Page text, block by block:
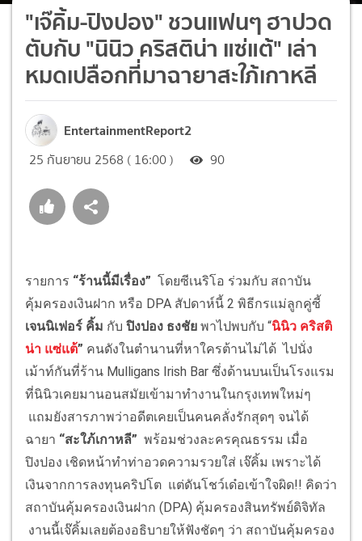
"เจ๊คิ้ม-ปิงปอง" ชวนแฟนๆ ฮาปวด
ตับกับ "นินิว คริสติน่า แซ่แต้" เล่า
หมดเปลือกที่มาฉายาสะใภ้เกาหลี
EntertainmentReport2
25 กันยายน 2568 ( 16:00 ) 90
รายการ “ร้านนี้มีเรื่อง” โดยซีเนริโอ ร่วมกับ สถาบัน
คุ้มครองเงินฝาก หรือ DPA สัปดาห์นี้ 2 พิธีกรแม่ลูกคู่ซี้
เจนนิเฟอร์ คิ้ม กับ ปิงปอง ธงชัย พาไปพบกับ “นินิว คริสติ
น่า แซ่แต้” คนดังในตำนานที่หาใครต้านไม่ได้ ไปนั่ง
เม้าท์กันที่ร้าน Mulligans Irish Bar ซึ่งด้านบนเป็นโรงแรม
ที่นินิวเคยมานอนสมัยเข้ามาทำงานในกรุงเทพใหม่ๆ
แถมยังสารภาพว่าอดีตเคยเป็นคนคลั่งรักสุดๆ จนได้
ฉายา “สะใภ้เกาหลี” พร้อมช่วงละครคุณธรรม เมื่อ
ปิงปอง เชิดหน้าทำท่าอวดความรวยใส่ เจ๊คิ้ม เพราะได้
เงินจากการลงทุนคริปโต แต่ดันโชว์เด๋อเข้าใจผิด!! คิดว่า
สถาบันคุ้มครองเงินฝาก (DPA) คุ้มครองสินทรัพย์ดิจิทัล
งานนี้เจ๊คิ้มเลยต้องอธิบายให้ฟังชัดๆ ว่า สถาบันคุ้มครอง